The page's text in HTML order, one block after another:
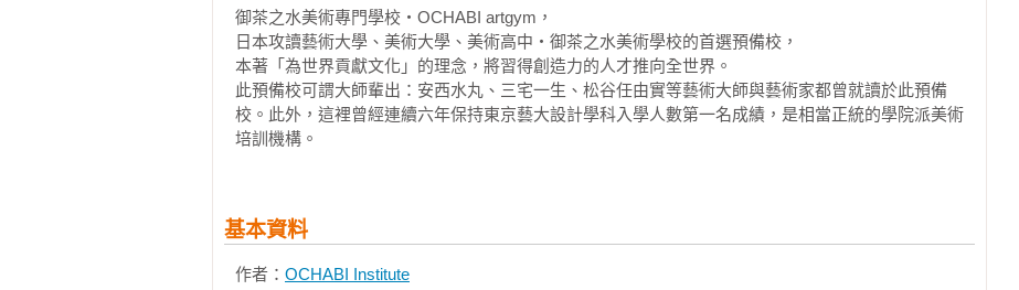
無論繪畫與攝影等影像呈現絕對要學會的視角概念，
本書鉅細靡遺、日本專業藝術團隊深入淺出說明。
超過上百餘幅示意圖和步驟圖，由簡入繁說明影像視角原理。
人們身邊所有物品，幾乎都是由圓形、三角形、四邊形，以及球體、圓錐、長方體這些基本圖形所組
成。也就是說，只要會畫基本圖形，組合後就能畫出各種物品。
書善用這樣的概念，帶領對繪畫有興趣的人輕鬆進入藝術領域。
御茶之水美術專門學校‧OCHABI artgym，
日本攻讀藝術大學、美術大學、美術高中‧御茶之水美術學校的首選預備校，
本著「為世界貢獻文化」的理念，將習得創造力的人才推向全世界。
此預備校可謂大師輩出：安西水丸、三宅一生、松谷任由實等藝術大師與藝術家都曾就讀於此預備
校。此外，這裡曾經連續六年保持東京藝大設計學科入學人數第一名成績，是相當正統的學院派美術
培訓機構。
基本資料
作者： OCHABI Institute